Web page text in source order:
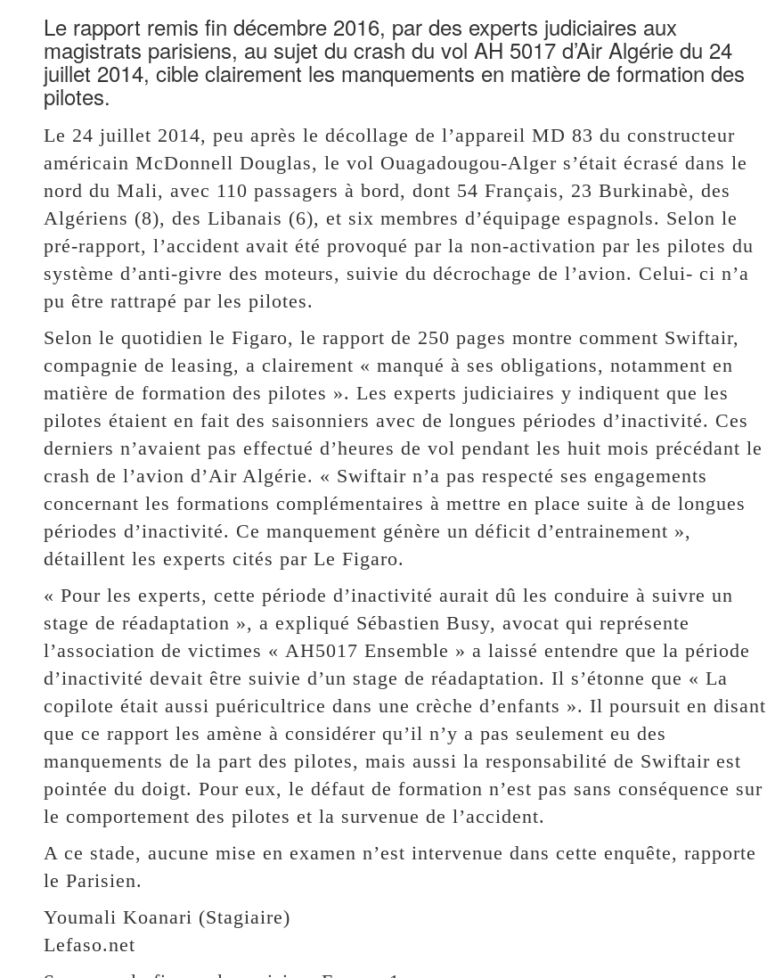
Le rapport remis fin décembre 2016, par des experts judiciaires aux
magistrats parisiens, au sujet du crash du vol AH 5017 d’Air Algérie du 24
juillet 2014, cible clairement les manquements en matière de formation des
pilotes.
Le 24 juillet 2014, peu après le décollage de l’appareil MD 83 du constructeur
américain McDonnell Douglas, le vol Ouagadougou-Alger s’était écrasé dans le
nord du Mali, avec 110 passagers à bord, dont 54 Français, 23 Burkinabè, des
Algériens (8), des Libanais (6), et six membres d’équipage espagnols. Selon le
pré-rapport, l’accident avait été provoqué par la non-activation par les pilotes du
système d’anti-givre des moteurs, suivie du décrochage de l’avion. Celui- ci n’a
pu être rattrapé par les pilotes.
Selon le quotidien le Figaro, le rapport de 250 pages montre comment Swiftair,
compagnie de leasing, a clairement « manqué à ses obligations, notamment en
matière de formation des pilotes ». Les experts judiciaires y indiquent que les
pilotes étaient en fait des saisonniers avec de longues périodes d’inactivité. Ces
derniers n’avaient pas effectué d’heures de vol pendant les huit mois précédant le
crash de l’avion d’Air Algérie. « Swiftair n’a pas respecté ses engagements
concernant les formations complémentaires à mettre en place suite à de longues
périodes d’inactivité. Ce manquement génère un déficit d’entrainement »,
détaillent les experts cités par Le Figaro.
« Pour les experts, cette période d’inactivité aurait dû les conduire à suivre un
stage de réadaptation », a expliqué Sébastien Busy, avocat qui représente
l’association de victimes « AH5017 Ensemble » a laissé entendre que la période
d’inactivité devait être suivie d’un stage de réadaptation. Il s’étonne que « La
copilote était aussi puéricultrice dans une crèche d’enfants ». Il poursuit en disant
que ce rapport les amène à considérer qu’il n’y a pas seulement eu des
manquements de la part des pilotes, mais aussi la responsabilité de Swiftair est
pointée du doigt. Pour eux, le défaut de formation n’est pas sans conséquence sur
le comportement des pilotes et la survenue de l’accident.
A ce stade, aucune mise en examen n’est intervenue dans cette enquête, rapporte
le Parisien.
Youmali Koanari (Stagiaire)
Lefaso.net